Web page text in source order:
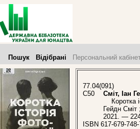
Пошук Відібрані Персональний
77.04(091)
С50
Сміт, Іан
Коротка
Гейдн
2021. —
ISBN 617-679-